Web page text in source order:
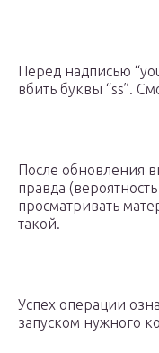
Перед надписью
вбить буквы “ss”.
После обновления
правда
просматривать
такой.
Успех операции
запуском нужного